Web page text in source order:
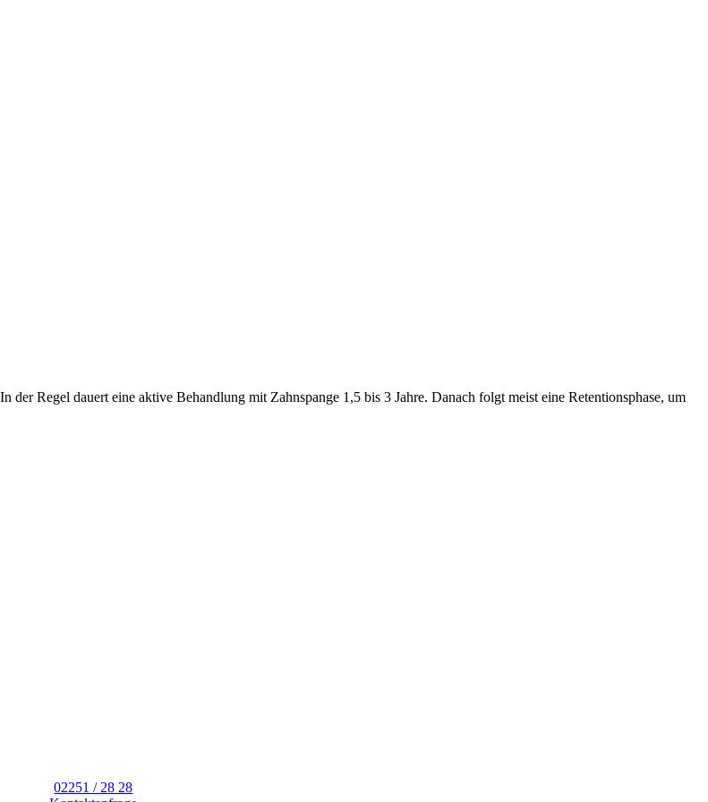
Regel dauert eine aktive Behandlung mit Zahnspange 1,5 bis 3 Jahre. Danach folgt meist eine Retentionsphase, um
02251 / 28 28